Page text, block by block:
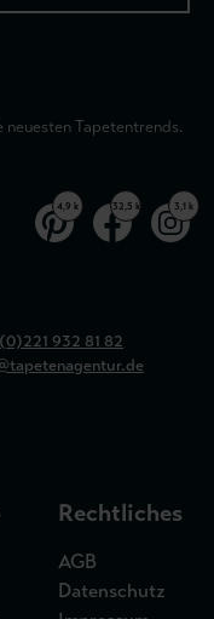
Tapetentrends.
4,9 k 32,5 k 3,1 k
932 81 82
Rechtliches
AGB
Datenschutz